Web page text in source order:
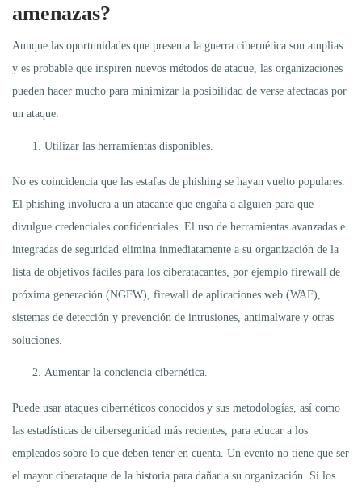
amenazas?
Aunque las oportunidades que presenta la guerra cibernética son amplias
y es probable que inspiren nuevos métodos de ataque, las organizaciones
pueden hacer mucho para minimizar la posibilidad de verse afectadas por
un ataque:
Utilizar las herramientas disponibles.
No es coincidencia que las estafas de phishing se hayan vuelto populares.
El phishing involucra a un atacante que engaña a alguien para que
divulgue credenciales confidenciales. El uso de herramientas avanzadas e
integradas de seguridad elimina inmediatamente a su organización de la
lista de objetivos fáciles para los ciberatacantes, por ejemplo firewall de
próxima generación (NGFW), firewall de aplicaciones web (WAF),
sistemas de detección y prevención de intrusiones, antimalware y otras
soluciones.
Aumentar la conciencia cibernética.
Puede usar ataques cibernéticos conocidos y sus metodologías, así como
las estadísticas de ciberseguridad más recientes, para educar a los
empleados sobre lo que deben tener en cuenta. Un evento no tiene que ser
el mayor ciberataque de la historia para dañar a su organización. Si los